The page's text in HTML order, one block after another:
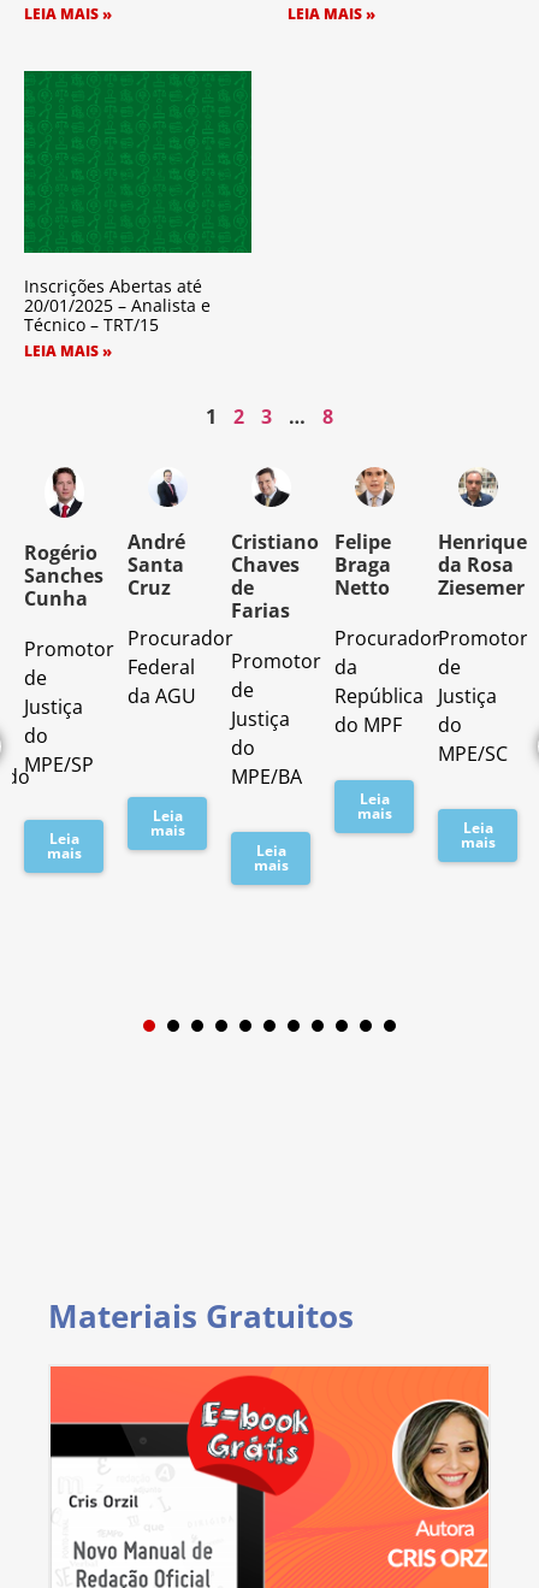
LEIA MAIS » LEIA MAIS »
Inscrições Abertas até
20/01/2025 – Analista e
Técnico – TRT/15
LEIA MAIS »
1 2 3 … 8
Rogério
Sanches
Cunha
Promotor
de
Justiça
do
MPE/SP
Leia
mais
André
Santa
Cruz
Procurador
Federal
da AGU
Leia
mais
Cristiano
Chaves
de
Farias
Promotor
de
Justiça
do
MPE/BA
Leia
mais
Felipe
Braga
Netto
Procurador
da
República
do MPF
Leia
mais
Henrique
da Rosa
Ziesemer
Promotor
de
Justiça
do
MPE/SC
Leia
mais
1 2 3
Materiais Gratuitos